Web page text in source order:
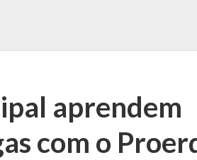
aprendem
com o